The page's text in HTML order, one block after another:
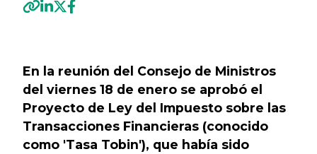
En la reunión del Consejo de Ministros
del viernes 18 de enero se aprobó el
Proyecto de Ley del Impuesto sobre las
Transacciones Financieras (conocido
como 'Tasa Tobin'), que había sido